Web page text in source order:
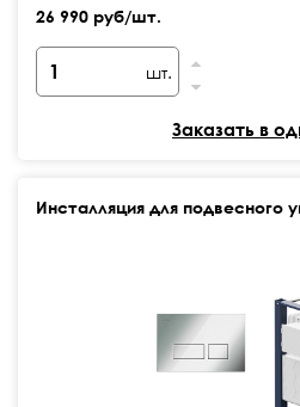
26 990 руб/шт.
шт.
Заказать в
Инсталляция для подвесного